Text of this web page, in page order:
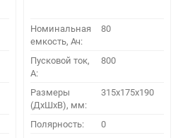
Номинальная
емкость, Ач:
80
Пусковой ток,
A:
800
Размеры
(ДхШхВ), мм:
315x175x190
Полярность: 0